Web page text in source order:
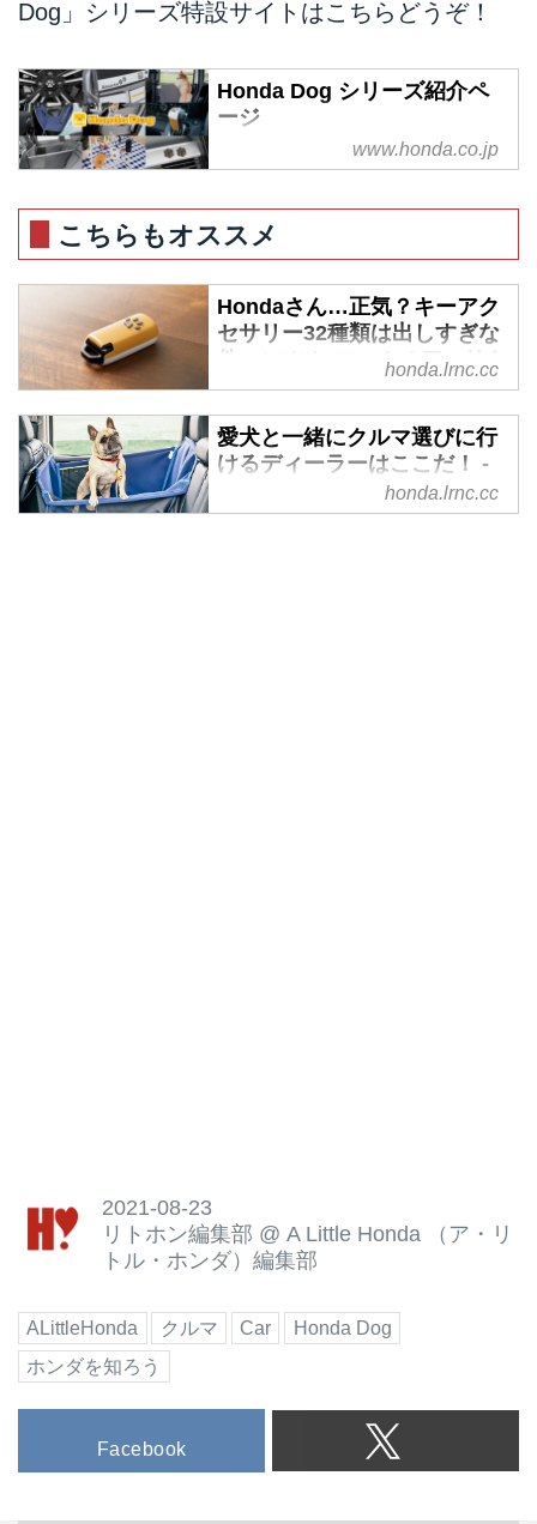
Dog」シリーズ特設サイトはこちらどうぞ！
Honda Dog シリーズ紹介ペ
ージ
わんこと一緒に楽しいおでかけ
心してすごせるアイテムをご用意
しました。
www.honda.co.jp
こちらもオススメ
Hondaさん…正気？キーアク
セサリー32種類は出しすぎな
件 - A Little Honda | ア・リト
ル・ホンダ（リトホン）
鍵穴に差し込んでキュルル、ブル
ルーン…という光景を見なくなっ
て、はや数年。いまや車の鍵もス
マートフォンならぬスマートキー
honda.lrnc.cc
愛犬と一緒にクルマ選びに行
けるディーラーはここだ！ -
A Little Honda | ア・リト
ル・ホンダ（リトホン）
honda.lrnc.cc
2021-08-23
リトホン編集部 @ A Little Honda （ア・リ
トル・ホンダ）編集部
ALittleHonda クルマ Car
Honda Dog
ホンダを知ろう
Facebook